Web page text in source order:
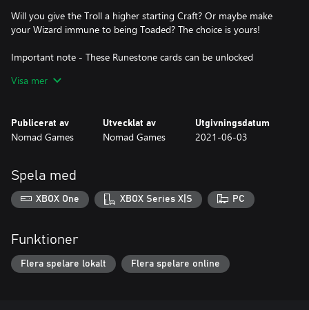
Will you give the Troll a higher starting Craft? Or maybe make
your Wizard immune to being Toaded? The choice is yours!
Important note - These Runestone cards can be unlocked
Visa mer
Publicerat av
Nomad Games
Utvecklat av
Nomad Games
Utgivningsdatum
2021-06-03
Spela med
XBOX One XBOX Series X|S PC
Funktioner
Flera spelare lokalt Flera spelare online